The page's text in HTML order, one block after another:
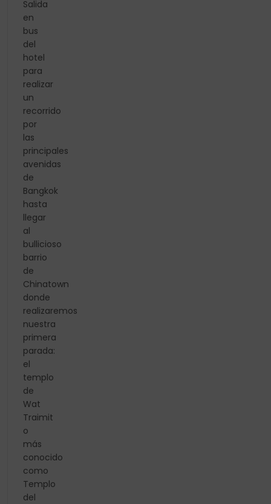
Salida
en
bus
del
hotel
para
realizar
un
recorrido
por
las
principales
avenidas
de
Bangkok
hasta
llegar
al
bullicioso
barrio
de
Chinatown
donde
realizaremos
nuestra
primera
parada:
el
templo
de
Wat
Traimit
o
más
conocido
como
Templo
del